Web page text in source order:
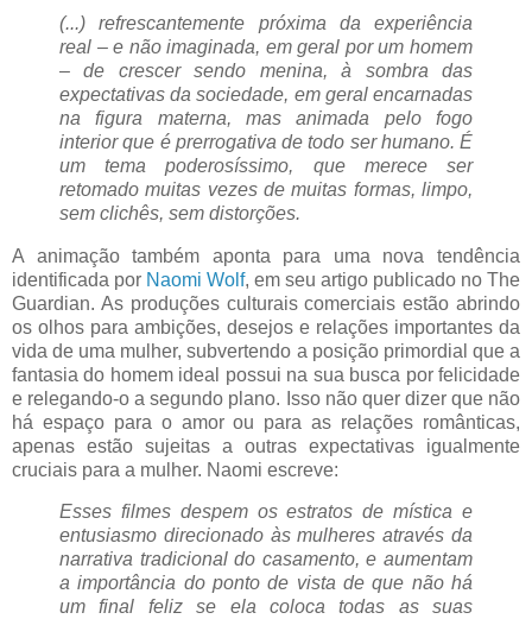
(...) refrescantemente próxima da experiência
real – e não imaginada, em geral por um homem
– de crescer sendo menina, à sombra das
expectativas da sociedade, em geral encarnadas
na figura materna, mas animada pelo fogo
interior que é prerrogativa de todo ser humano. É
um tema poderosíssimo, que merece ser
retomado muitas vezes de muitas formas, limpo,
sem clichês, sem distorções.
A animação também aponta para uma nova tendência
identificada por Naomi Wolf, em seu artigo publicado no The
Guardian. As produções culturais comerciais estão abrindo
os olhos para ambições, desejos e relações importantes da
vida de uma mulher, subvertendo a posição primordial que a
fantasia do homem ideal possui na sua busca por felicidade
e relegando-o a segundo plano. Isso não quer dizer que não
há espaço para o amor ou para as relações românticas,
apenas estão sujeitas a outras expectativas igualmente
cruciais para a mulher. Naomi escreve:
Esses filmes despem os estratos de mística e
entusiasmo direcionado às mulheres através da
narrativa tradicional do casamento, e aumentam
a importância do ponto de vista de que não há
um final feliz se ela coloca todas as suas